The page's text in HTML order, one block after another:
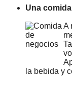
Una
A
la bebida y